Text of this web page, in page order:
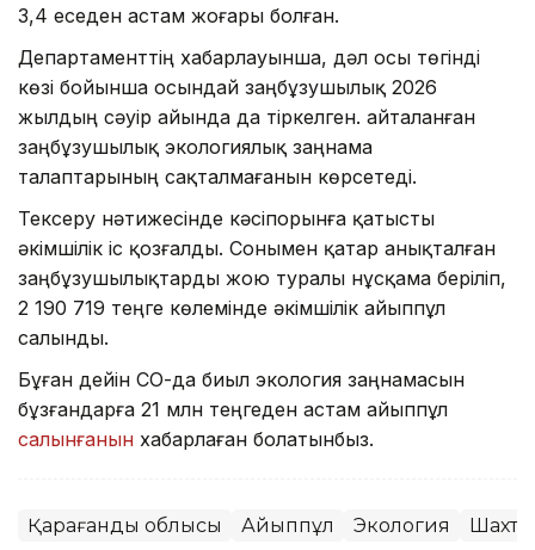
3,4 еседен астам жоғары болған.
Департаменттің хабарлауынша, дәл осы төгінді
көзі бойынша осындай заңбұзушылық 2026
жылдың сәуір айында да тіркелген. Қайталанған
заңбұзушылық экологиялық заңнама
талаптарының сақталмағанын көрсетеді.
Тексеру нәтижесінде кәсіпорынға қатысты
әкімшілік іс қозғалды. Сонымен қатар анықталған
заңбұзушылықтарды жою туралы нұсқама беріліп,
2 190 719 теңге көлемінде әкімшілік айыппұл
салынды.
Бұған дейін СҚО-да биыл экология заңнамасын
бұзғандарға 21 млн теңгеден астам айыппұл
салынғанын хабарлаған болатынбыз.
Қарағанды облысы Айыппұл Экология Шахта